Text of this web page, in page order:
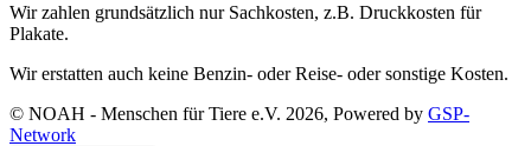
Wir zahlen grundsätzlich nur Sachkosten, z.B. Druckkosten für
Plakate.
Wir erstatten auch keine Benzin- oder Reise- oder sonstige Kosten.
© NOAH - Menschen für Tiere e.V. 2026, Powered by GSP-
Network